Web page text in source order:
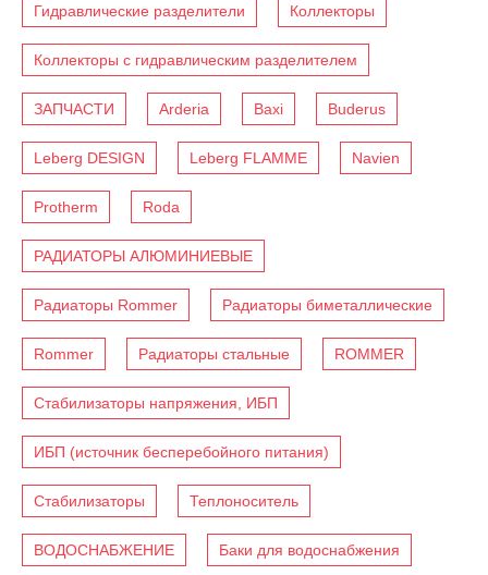
Гидравлические разделители Коллекторы
Коллекторы с гидравлическим разделителем
ЗАПЧАСТИ Arderia Baxi Buderus
Leberg DESIGN Leberg FLAMME Navien
Protherm Roda
РАДИАТОРЫ АЛЮМИНИЕВЫЕ
Радиаторы Rommer Радиаторы биметаллические
Rommer Радиаторы стальные ROMMER
Стабилизаторы напряжения, ИБП
ИБП (источник бесперебойного питания)
Стабилизаторы Теплоноситель
ВОДОСНАБЖЕНИЕ Баки для водоснабжения